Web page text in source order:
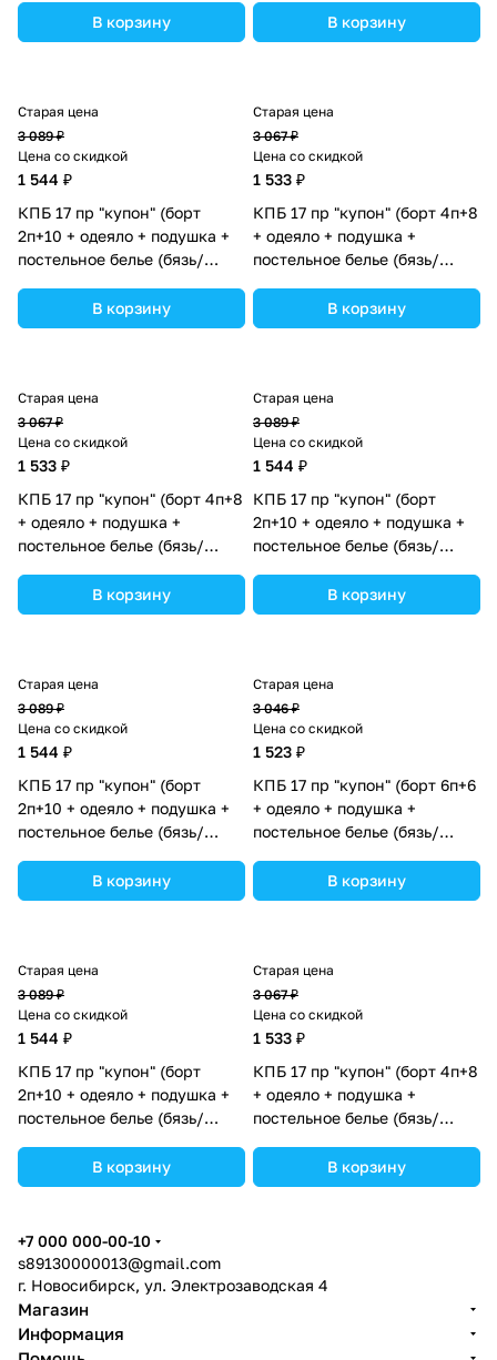
цвета в ассортименте.
В корзину
(№К207_4а8бб_02) цвета в
ассортименте.
В корзину
Старая цена
3 089 ₽
Цена со скидкой
1 544 ₽
КПБ 17 пр "купон" (борт
2п+10 + одеяло + подушка +
постельное белье (бязь/
(№К207_2а10бб_02) цвета в
ассортименте.
В корзину
Старая цена
3 067 ₽
Цена со скидкой
1 533 ₽
КПБ 17 пр "купон" (борт 4п+8
+ одеяло + подушка +
постельное белье (бязь/
(№К207_4а8бб_06) цвета в
ассортименте.
В корзину
Старая цена
3 067 ₽
Цена со скидкой
1 533 ₽
КПБ 17 пр "купон" (борт 4п+8
+ одеяло + подушка +
постельное белье (бязь/
(№К207_4а8бб_03) цвета в
ассортименте.
В корзину
Старая цена
3 089 ₽
Цена со скидкой
1 544 ₽
КПБ 17 пр "купон" (борт
2п+10 + одеяло + подушка +
постельное белье (бязь/
(№К207_2а10бб_04) цвета в
ассортименте.
В корзину
Старая цена
3 089 ₽
Цена со скидкой
1 544 ₽
КПБ 17 пр "купон" (борт
2п+10 + одеяло + подушка +
постельное белье (бязь/
(№К207_2а10бб_06) цвета в
ассортименте.
В корзину
Старая цена
3 046 ₽
Цена со скидкой
1 523 ₽
КПБ 17 пр "купон" (борт 6п+6
+ одеяло + подушка +
постельное белье (бязь/
цвета в ассортименте.
В корзину
Старая цена
3 089 ₽
Цена со скидкой
1 544 ₽
КПБ 17 пр "купон" (борт
2п+10 + одеяло + подушка +
постельное белье (бязь/
(№К207_2а10бб_03) цвета в
ассортименте.
В корзину
Старая цена
3 067 ₽
Цена со скидкой
1 533 ₽
КПБ 17 пр "купон" (борт 4п+8
+ одеяло + подушка +
постельное белье (бязь/
(№К207_4а8бб_04) цвета в
ассортименте.
В корзину
+7 000 000-00-10
s89130000013@gmail.com
г. Новосибирск, ул. Электрозаводская 4
Магазин
Информация